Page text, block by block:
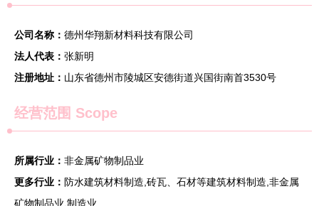
公司名称： 德州华翔新材料科技有限公司
法人代表： 张新明
注册地址： 山东省德州市陵城区安德街道兴国街南首3530号
经营范围 Scope
所属行业： 非金属矿物制品业
更多行业： 防水建筑材料制造,砖瓦、石材等建筑材料制造,非金属
矿物制品业,制造业